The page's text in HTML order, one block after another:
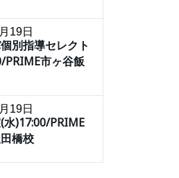
19日
別指導セレクト
PRIME市ヶ谷飯
19日
水)17:00/PRIME
橋校